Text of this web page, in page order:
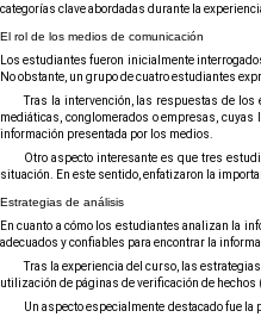
categorías clave abordadas durante la
El rol de los medios de comunicación
Los estudiantes fueron inicialmente
No obstante, un grupo de cuatro estudiantes
Tras la intervención, las respuestas de
mediáticas, conglomerados o empresas,
información presentada por los medios.
Otro aspecto interesante es que tres
situación. En este sentido, enfatizaron la
Estrategias de análisis
En cuanto a cómo los estudiantes analizan la
adecuados y confiables para encontrar la
Tras la experiencia del curso, las
utilización de páginas de verificación de hechos (
Un aspecto especialmente destacado fue